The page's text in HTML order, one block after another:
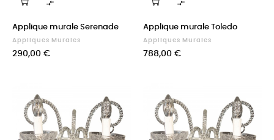

Applique murale Serenade
Appliques Murales
Prix
290,00 €

Applique murale Toledo
Appliques Murales
Prix
788,00 €